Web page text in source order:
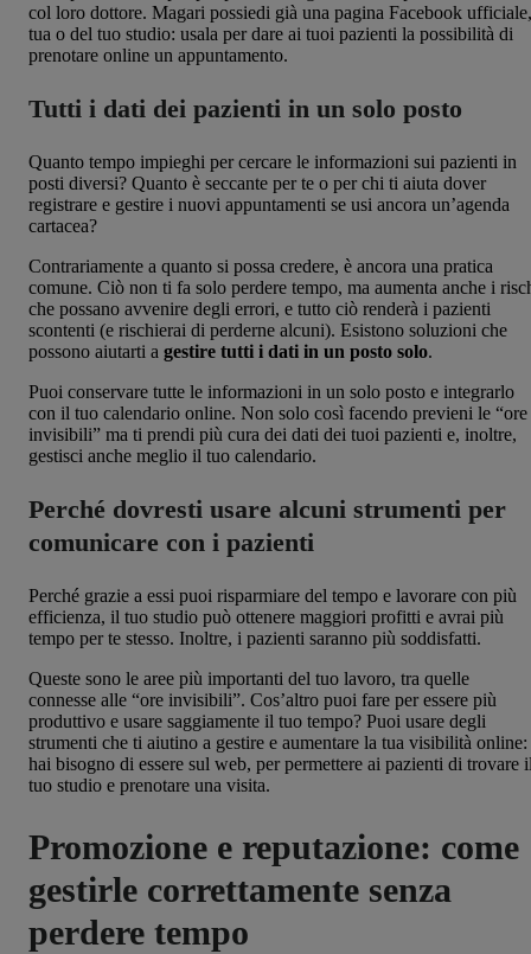
col loro dottore. Magari possiedi già una pagina Facebook ufficiale,
tua o del tuo studio: usala per dare ai tuoi pazienti la possibilità di
prenotare online un appuntamento.
Tutti i dati dei pazienti in un solo posto
Quanto tempo impieghi per cercare le informazioni sui pazienti in
posti diversi? Quanto è seccante per te o per chi ti aiuta dover
registrare e gestire i nuovi appuntamenti se usi ancora un’agenda
cartacea?
Contrariamente a quanto si possa credere, è ancora una pratica
comune. Ciò non ti fa solo perdere tempo, ma aumenta anche i
che possano avvenire degli errori, e tutto ciò renderà i pazienti
scontenti (e rischierai di perderne alcuni). Esistono soluzioni che
possono aiutarti a gestire tutti i dati in un posto solo.
Puoi conservare tutte le informazioni in un solo posto e integrarlo
con il tuo calendario online. Non solo così facendo previeni le “ore
invisibili” ma ti prendi più cura dei dati dei tuoi pazienti e, inoltre,
gestisci anche meglio il tuo calendario.
Perché dovresti usare alcuni strumenti per
comunicare con i pazienti
Perché grazie a essi puoi risparmiare del tempo e lavorare con più
efficienza, il tuo studio può ottenere maggiori profitti e avrai più
tempo per te stesso. Inoltre, i pazienti saranno più soddisfatti.
Queste sono le aree più importanti del tuo lavoro, tra quelle
connesse alle “ore invisibili”. Cos’altro puoi fare per essere più
produttivo e usare saggiamente il tuo tempo? Puoi usare degli
strumenti che ti aiutino a gestire e aumentare la tua visibilità online:
hai bisogno di essere sul web, per permettere ai pazienti di trovare
tuo studio e prenotare una visita.
Promozione e reputazione: come
gestirle correttamente senza
perdere tempo